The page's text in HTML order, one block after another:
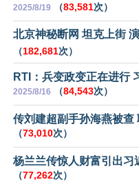
2025/8/19 （83,581次）
北京神秘断网 坦克上街
（182,681次）
RTI：兵变政变正在进行
2025/8/16 （84,543次）
传刘建超副手孙海燕被查
（73,010次）
杨兰兰传惊人财富引出习
（77,262次）